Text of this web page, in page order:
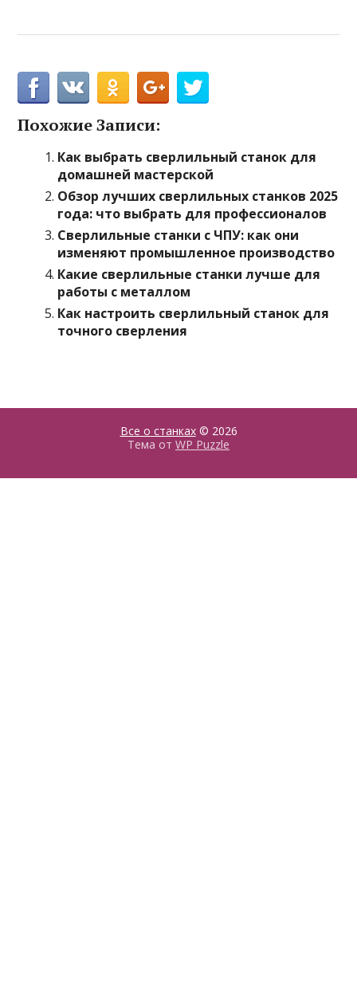
Похожие Записи:
Как выбрать сверлильный станок для
домашней мастерской
Обзор лучших сверлильных станков 2025
года: что выбрать для профессионалов
Сверлильные станки с ЧПУ: как они
изменяют промышленное производство
Какие сверлильные станки лучше для
работы с металлом
Как настроить сверлильный станок для
точного сверления
Все о станках© 2026
Тема от WP Puzzle